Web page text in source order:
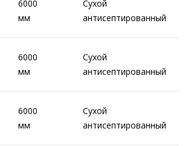
6000
мм
Сухой
антисептированный
6000
мм
Сухой
антисептированный
6000
мм
Сухой
антисептированный